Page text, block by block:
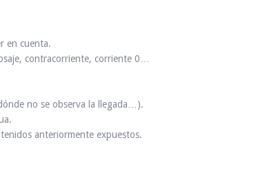
en cuenta.
contracorriente, corriente 0…
no se observa la llegada…).
anteriormente expuestos.